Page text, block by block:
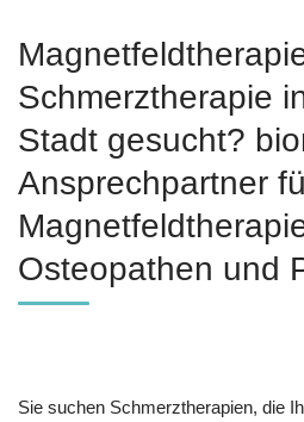
Schmerztherapie
Stadt gesucht?
Ansprechpartner
Osteopathen und
Sie suchen Schmerztherapien, die